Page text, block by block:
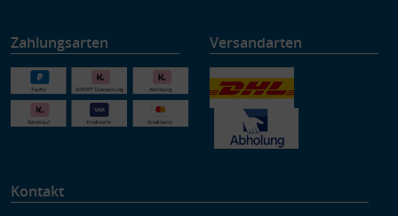
Zahlungsarten Versandarten
Kontakt